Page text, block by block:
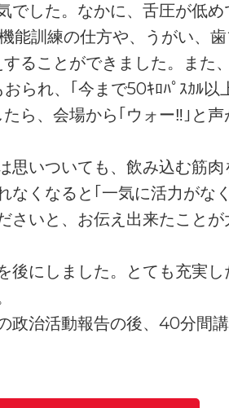
でした。なかに、舌圧が低
能訓練の仕方や、うがい、
ることができました。また
られ、｢今まで50ｷﾛﾊﾟｽｶﾙ以
ら、会場から｢ウォー‼｣と
思いついても、飲み込む筋
なくなると｢一気に活力がな
さいと、お伝え出来たこと
後にしました。とても充実
政治活動報告の後、40分間講